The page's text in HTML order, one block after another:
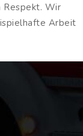
Respekt. Wir
Arbeit